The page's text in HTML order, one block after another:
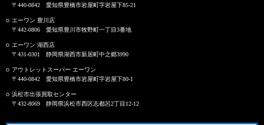
〒440-0842 愛知県豊橋市岩屋町字岩屋下85-21
エーワン 豊川店
〒442-0806 愛知県豊川市牧野町一丁目3番地
エーワン 湖西店
〒431-0301 静岡県湖西市新居町中之郷3990
アウトレットスーパー エーワン
〒440-0842 愛知県豊橋市岩屋町字岩屋下80-1
浜松市出張買取センター
〒432-8069 静岡県浜松市西区志都呂2丁目12-12